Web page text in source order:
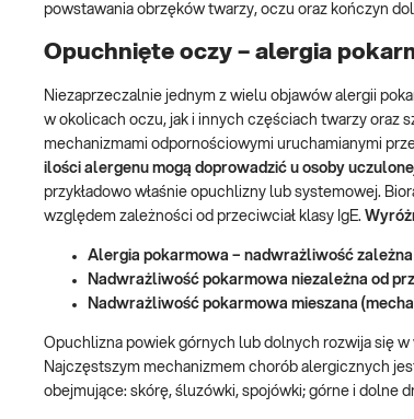
powstawania obrzęków twarzy, oczu oraz kończyn
Opuchnięte oczy – alergia
Niezaprzeczalnie jednym z wielu objawów alergii
w okolicach oczu, jak i innych częściach twarzy oraz
mechanizmami odpornościowymi uruchamianymi
ilości alergenu mogą doprowadzić u osoby
przykładowo właśnie opuchlizny lub systemowej.
względem zależności od przeciwciał klasy IgE.
Alergia pokarmowa – nadwrażliwość zależna
Nadwrażliwość pokarmowa niezależna od
Nadwrażliwość pokarmowa mieszana
Opuchlizna powiek górnych lub dolnych rozwija się w
Najczęstszym mechanizmem chorób alergicznych
obejmujące: skórę, śluzówki, spojówki; górne i dolne